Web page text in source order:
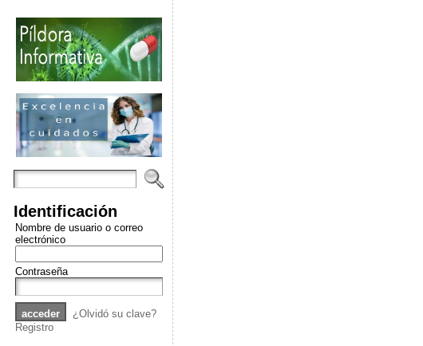
Identificación
Nombre de usuario o correo
electrónico
Contraseña
¿Olvidó su clave?
Registro